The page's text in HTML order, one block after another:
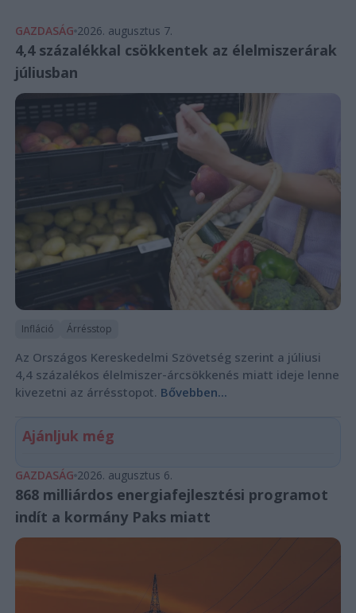
GAZDASÁG 2026. augusztus 7.
4,4 százalékkal csökkentek az élelmiszerárak
júliusban
Infláció Árrésstop
Az Országos Kereskedelmi Szövetség szerint a júliusi
4,4 százalékos élelmiszer-árcsökkenés miatt ideje lenne
kivezetni az árrésstopot. Bővebben...
Ajánljuk még
GAZDASÁG 2026. augusztus 6.
868 milliárdos energiafejlesztési programot
indít a kormány Paks miatt